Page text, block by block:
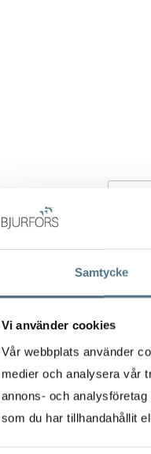
Samtycke
Vi använder cookies
Vår webbplats använder
medier och analysera vår
annons- och
som du har tillhandahållit